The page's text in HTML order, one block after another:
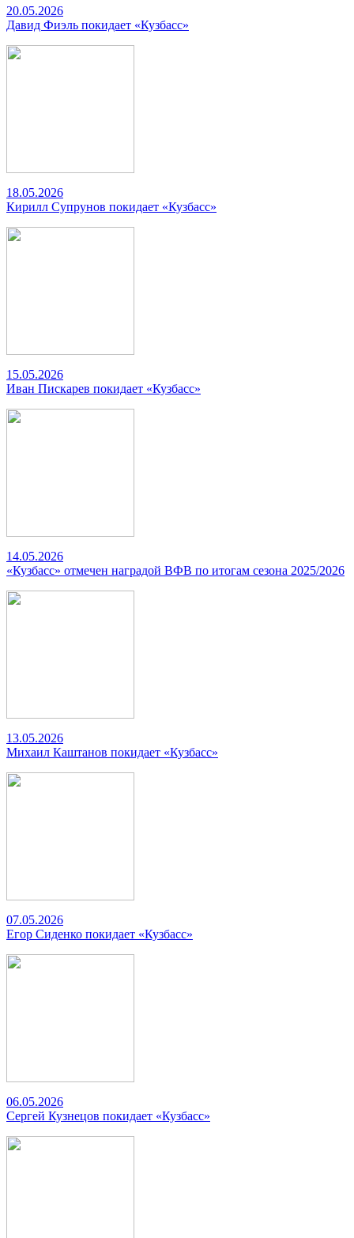
20.05.2026
Давид Фиэль покидает «Кузбасс»
18.05.2026
Кирилл Супрунов покидает «Кузбасс»
15.05.2026
Иван Пискарев покидает «Кузбасс»
14.05.2026
«Кузбасс» отмечен наградой ВФВ по итогам сезона 2025/2026
13.05.2026
Михаил Каштанов покидает «Кузбасс»
07.05.2026
Егор Сиденко покидает «Кузбасс»
06.05.2026
Сергей Кузнецов покидает «Кузбасс»